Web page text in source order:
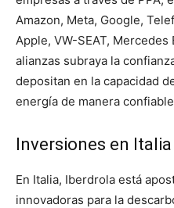
Amazon, Meta, Google,
Apple, VW-SEAT,
alianzas subraya la
depositan en la capacidad
energía de manera
Inversiones en Italia
En Italia, Iberdrola está
innovadoras para la